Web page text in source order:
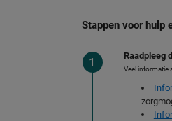
Stappen voor hulp
Raadpleeg
Veel informatie